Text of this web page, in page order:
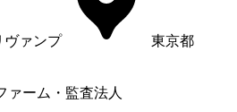
ヴァンプ 東京都
ァーム・監査法人